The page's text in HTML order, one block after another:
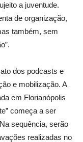
a juventude.
de organização,
também, sem
dos podcasts e
e mobilização. A
em Florianópolis
começa a ser
sequência, serão
realizadas no